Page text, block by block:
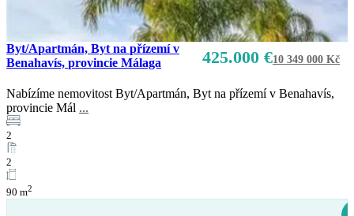
Prodej
425.000 €10 349 000 Kč
Byt/Apartmán, Byt na přízemí v
Benahavís, provincie Málaga
Nabízíme nemovitost Byt/Apartmán, Byt na přízemí v Benahavís,
provincie Mál ...
2
2
90 m2